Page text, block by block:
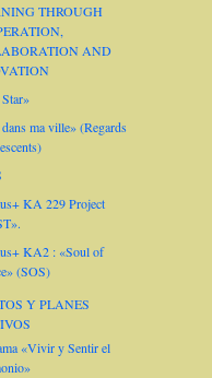
THROUGH
AND
dans ma ville» (Regards
KA 229 Project
KA2 : «Soul of
(SOS)
Y PLANES
«Vivir y Sentir el